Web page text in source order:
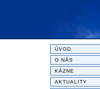
ÚVOD
O NÁS
KÁZNE
AKTUALITY